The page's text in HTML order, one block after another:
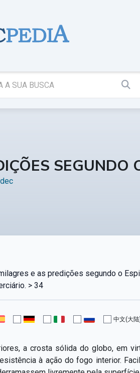
SEGUNDO
e as predições segundo o
> 34
中文(大陆
a crosta sólida do globo, em
à ação do fogo interior.